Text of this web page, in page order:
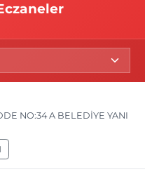
NO:34 A BELEDİYE YANI